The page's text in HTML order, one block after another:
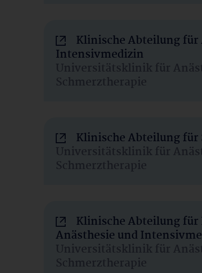
Klinische Abteilung
Intensivmedizin
Universitätsklinik für
Schmerztherapie
Klinische Abteilung
Universitätsklinik für
Schmerztherapie
Klinische Abteilung
Anästhesie und
Universitätsklinik für
Schmerztherapie